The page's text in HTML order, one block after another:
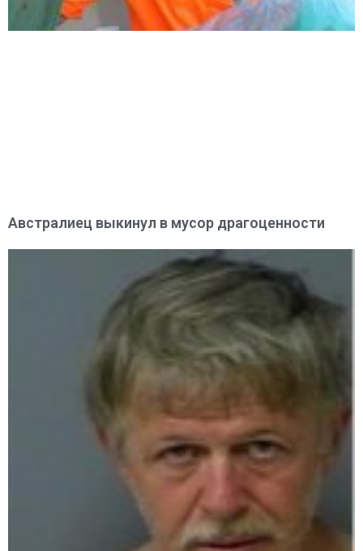
Австралиец выкинул в мусор драгоценности